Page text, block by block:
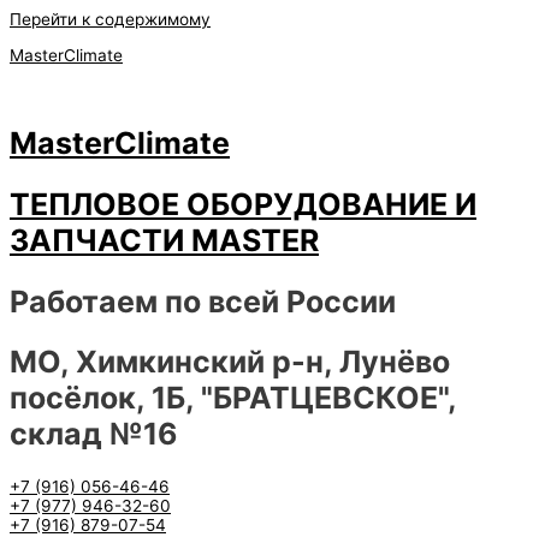
Перейти к содержимому
MasterClimate
MasterClimate
ТЕПЛОВОЕ ОБОРУДОВАНИЕ И
ЗАПЧАСТИ MASTER
Работаем по всей России
МО, Химкинский р-н, Лунёво
посёлок, 1Б, "БРАТЦЕВСКОЕ",
склад №16
+7 (916) 056-46-46
+7 (977) 946-32-60
+7 (916) 879-07-54